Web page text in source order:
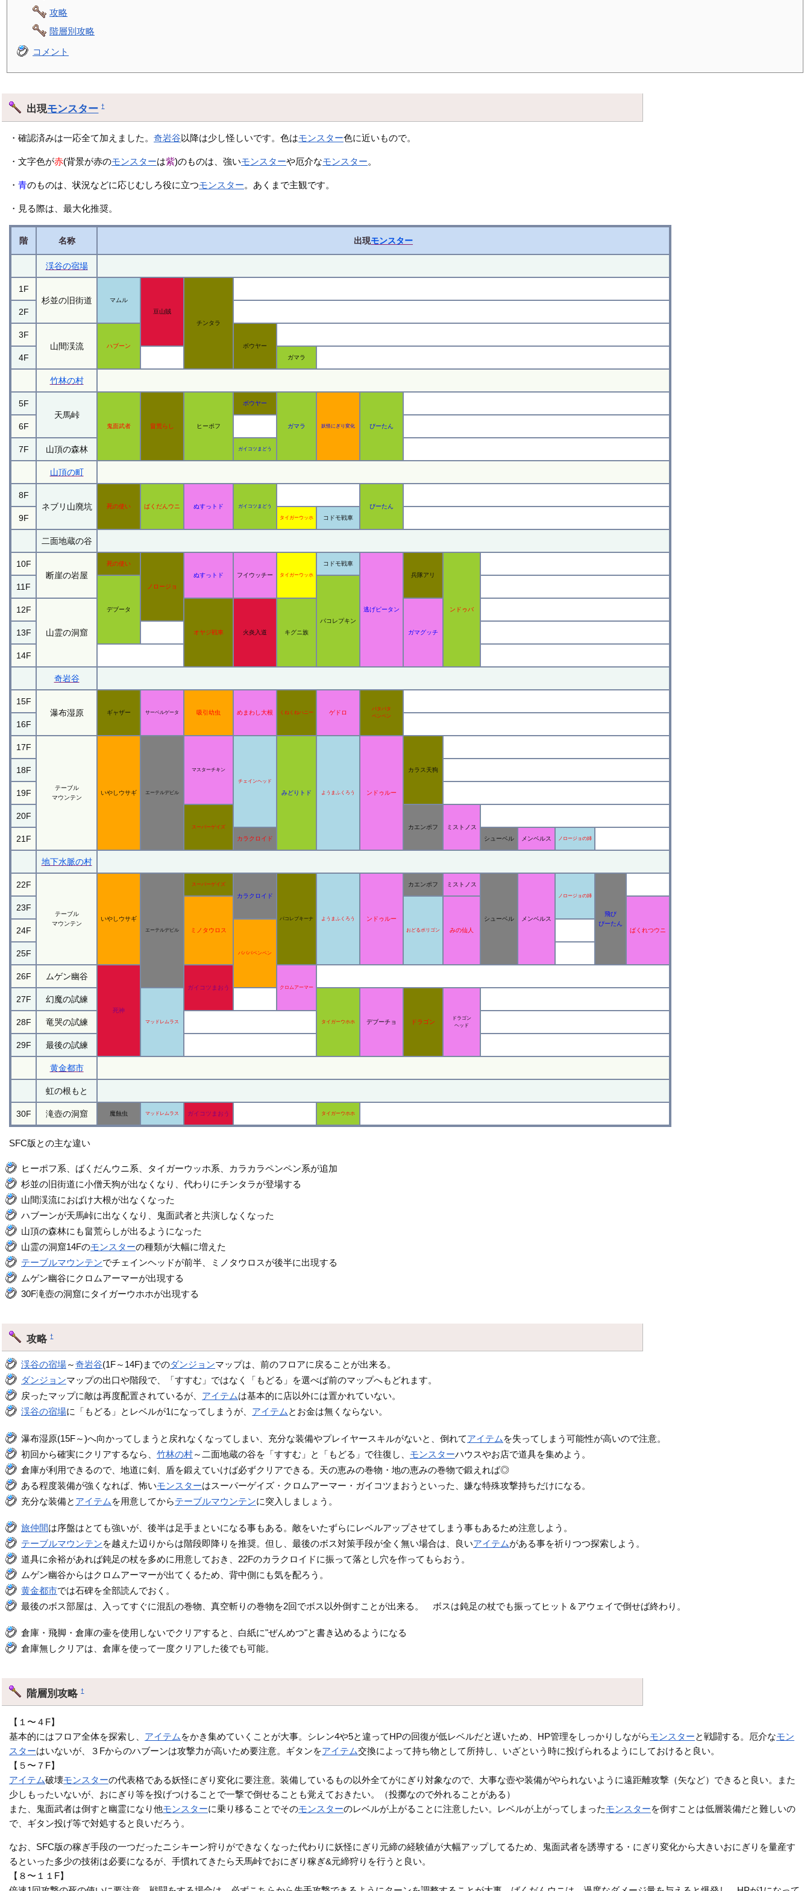
攻略
階層別攻略
コメント
出現モンスター †
・確認済みは一応全て加えました。奇岩谷以降は少し怪しいです。色はモンスター色に近いもので。
・文字色が赤(背景が赤のモンスターは紫)のものは、強いモンスターや厄介なモンスター。
・青のものは、状況などに応じむしろ役に立つモンスター。あくまで主観です。
・見る際は、最大化推奨。
階 名称 出現モンスター
渓谷の宿場
1F
杉並の旧街道
マムル
豆山賊
チンタラ
2F
3F
山間渓流
ハブーン ボウヤー
4F ガマラ
竹林の村
5F
天馬峠
鬼面武者 畠荒らし ヒーポフ
ボウヤー
ガマラ 妖怪にぎり変化 ぴーたん
6F
7F 山頂の森林 ガイコツまどう
山頂の町
8F
ネブリ山廃坑
死の使い ばくだんウニ ぬすっトド ガイコツまどう ぴーたん
9F タイガーウッホ コドモ戦車
二面地蔵の谷
10F
断崖の岩屋
死の使い
ノロージョ
ぬすっトド フイウッチー タイガーウッホ
コドモ戦車
逃げピータン
兵隊アリ
ンドゥバ
11F
デブータ
パコレプキン
12F
山霊の洞窟 オヤジ戦車 火炎入道 キグニ族 ガマグッチ
13F
14F
奇岩谷
15F
瀑布湿原
ギャザー サーベルゲータ 吸引幼虫 めまわし大根 くねくねハニー ゲドロ
パタパタ
ペンペン
16F
17F
テーブル
マウンテン
いやしウサギ エーテルデビル
マスターチキン
チェインヘッド
みどりトド ようまふくろう ンドゥルー
カラス天狗
18F
19F
20F
スーパーゲイズ カエンポフ ミストノス
21F カラクロイド シューベル メンベルス ノロージョの姉
地下水脈の村
22F
テーブル
マウンテン
いやしウサギ
エーテルデビル
スーパーゲイズ
カラクロイド
パコレプキーナ ようまふくろう ンドゥルー
カエンポフ ミストノス
シューベル メンベルス
ノロージョの姉
飛び
ぴーたん
23F
ミノタウロス おどるポリゴン みの仙人 ばくれつウニ
24F
バババペンペン
25F
26F ムゲン幽谷
死神
ガイコツまおう クロムアーマー
27F 幻魔の試練
マッドレムラス タイガーウホホ デブーチョ ドラゴン
ドラゴン
ヘッド
28F 竜哭の試練
29F 最後の試練
黄金都市
虹の根もと
30F 滝壺の洞窟 魔蝕虫 マッドレムラス ガイコツまおう タイガーウホホ
SFC版との主な違い
ヒーポフ系、ばくだんウニ系、タイガーウッホ系、カラカラペンペン系が追加
杉並の旧街道に小僧天狗が出なくなり、代わりにチンタラが登場する
山間渓流におばけ大根が出なくなった
ハブーンが天馬峠に出なくなり、鬼面武者と共演しなくなった
山頂の森林にも畠荒らしが出るようになった
山霊の洞窟14Fのモンスターの種類が大幅に増えた
テーブルマウンテンでチェインヘッドが前半、ミノタウロスが後半に出現する
ムゲン幽谷にクロムアーマーが出現する
30F滝壺の洞窟にタイガーウホホが出現する
攻略†
渓谷の宿場～奇岩谷(1F～14F)までのダンジョンマップは、前のフロアに戻ることが出来る。
ダンジョンマップの出口や階段で、「すすむ」ではなく「もどる」を選べば前のマップへもどれます。
戻ったマップに敵は再度配置されているが、 アイテムは基本的に店以外には置かれていない。
渓谷の宿場に「もどる」とレベルが1になってしまうが、 アイテムとお金は無くならない。
瀑布湿原(15F～)へ向かってしまうと戻れなくなってしまい、充分な装備やプレイヤースキルがないと、倒れてアイテム を失ってしまう可能性が高いので注意。
初回から確実にクリアするなら、竹林の村～二面地蔵の谷を「すすむ」と「もどる」で往復し、 モンスターハウスやお店で道具を集めよう。
倉庫が利用できるので、地道に剣、盾を鍛えていけば必ずクリアできる。天の恵みの巻物・地の恵みの巻物で鍛えれば◎
ある程度装備が強くなれば、怖いモンスターはスーパーゲイズ・クロムアーマー・ガイコツまおうといった、嫌な特殊攻撃持ちだけになる。
充分な装備と アイテム を用意してからテーブルマウンテンに突入しましょう。
旅仲間は序盤はとても強いが、後半は足手まといになる事もある。敵をいたずらにレベルアップさせてしまう事もあるため注意しよう。
テーブルマウンテンを越えた辺りからは階段即降りを推奨。但し、最後のボス対策手段が全く無い場合は、良いアイテムがある事を祈りつつ探索しよう。
道具に余裕があれば鈍足の杖を多めに用意しておき、22Fのカラクロイドに振って落とし穴を作ってもらおう。
ムゲン幽谷からはクロムアーマーが出てくるため、背中側にも気を配ろう。
黄金都市では石碑を全部読んでおく。
最後のボス部屋は、入ってすぐに混乱の巻物、真空斬りの巻物を2回でボス以外倒すことが出来る。 ボスは鈍足の杖でも振ってヒット＆アウェイで倒せば終わり。
倉庫・飛脚・倉庫の壷を使用しないでクリアすると、白紙に"ぜんめつ"と書き込めるようになる
倉庫無しクリアは、倉庫を使って一度クリアした後でも可能。
階層別攻略†
【１〜４F】
基本的にはフロア全体を探索し、 アイテムをかき集めていくことが大事。シレン4や5と違ってHPの回復が低レベルだと遅いため、HP管理をしっかりしながらモンスターと戦闘する。厄介なモン
スターはいないが、３Fからのハブーンは攻撃力が高いため要注意。ギタンをアイテム交換によって持ち物として所持し、いざという時に投げられるようにしておけると良い。
【５〜７F】
アイテム破壊モンスターの代表格である妖怪にぎり変化に要注意。装備しているもの以外全てがにぎり対象なので、大事な壺や装備がやられないように遠距離攻撃（矢など）できると良い。また
少しもったいないが、おにぎり等を投げつけることで一撃で倒せることも覚えておきたい。（投擲なので外れることがある）
また、鬼面武者は倒すと幽霊になり他モンスターに乗り移ることでそのモンスターのレベルが上がることに注意したい。レベルが上がってしまったモンスターを倒すことは低層装備だと難しいの
で、ギタン投げ等で対処すると良いだろう。
なお、SFC版の稼ぎ手段の一つだったニシキーン狩りができなくなった代わりに妖怪にぎり元締の経験値が大幅アップしてるため、鬼面武者を誘導する・にぎり変化から大きいおにぎりを量産す
るといった多少の技術は必要になるが、手慣れてきたら天馬峠でおにぎり稼ぎ&元締狩りを行うと良い。
【８〜１１F】